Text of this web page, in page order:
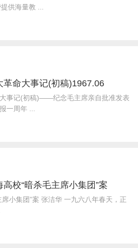
供海量教 ...
命大事记(初稿)1967.06
大事记(初稿)——纪念毛主席亲自批准发表
一周年 ...
校“暗杀毛主席小集团”案
小集团”案 张洁华 一九六八年春天，正